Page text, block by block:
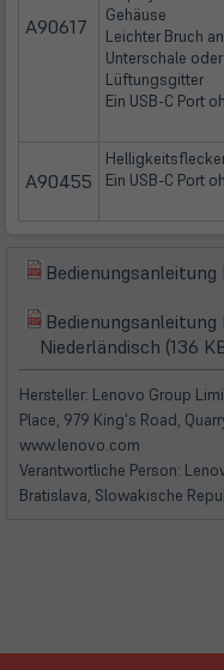
A90617
Gehäuse
Leichter Bruch
Unterschale
Lüftungsgitter
Ein USB-C Port
A90455
Ein USB-C Port
in
neuem
Tab)
(öffnet
in
neuem
Tab)
Niederländisch (136
Hersteller: Lenovo Group
Place, 979 King's Road,
www.lenovo.com
Verantwortliche Person:
Bratislava, Slowakische